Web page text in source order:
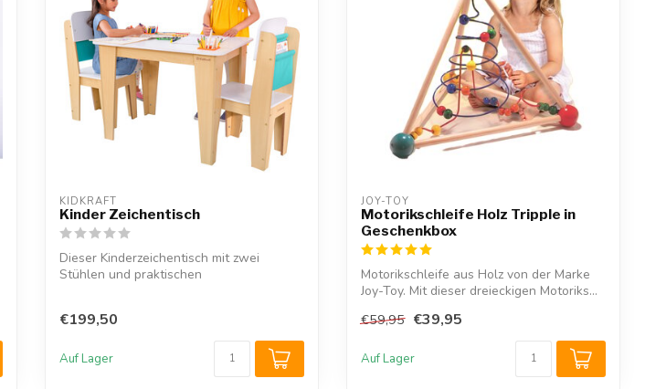
KIDKRAFT
Kinder Zeichentisch
Dieser Kinderzeichentisch mit zwei
Stühlen und praktischen
€199,50
Auf Lager
JOY-TOY
Motorikschleife Holz Tripple in
Geschenkbox
Motorikschleife aus Holz von der Marke
Joy-Toy. Mit dieser dreieckigen Motoriks...
€59,95 €39,95
Auf Lager